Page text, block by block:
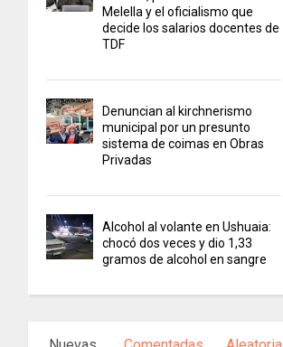
Melella y el oficialismo que
decide los salarios docentes de
TDF
Denuncian al kirchnerismo
municipal por un presunto
sistema de coimas en Obras
Privadas
Alcohol al volante en Ushuaia:
chocó dos veces y dio 1,33
gramos de alcohol en sangre